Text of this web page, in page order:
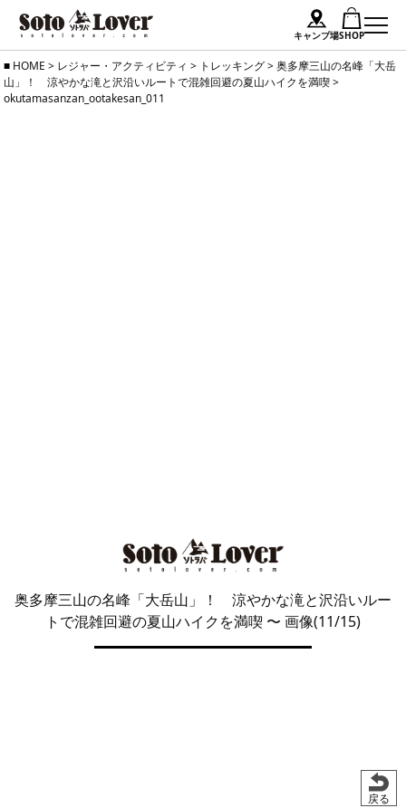
キャンプ場SHOP
Skip
to
HOME > レジャー・アクティビティ > トレッキング>奥多摩三山の名峰「大岳
山」！ 涼やかな滝と沢沿いルートで混雑回避の夏山ハイクを満喫>
okutamasanzan_ootakesan_011
奥多摩三山の名峰「大岳山」！ 涼やかな滝と沢沿いルー
トで混雑回避の夏山ハイクを満喫 〜 画像(11/15)
戻る